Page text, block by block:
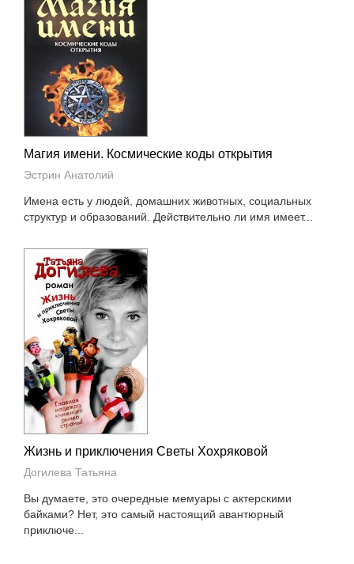
Магия имени. Космические коды открытия
Эстрин Анатолий
Имена есть у людей, домашних животных, социальных
структур и образований. Действительно ли имя имеет...
Жизнь и приключения Светы Хохряковой
Догилева Татьяна
Вы думаете, это очередные мемуары с актерскими
байками? Нет, это самый настоящий авантюрный
приключе...